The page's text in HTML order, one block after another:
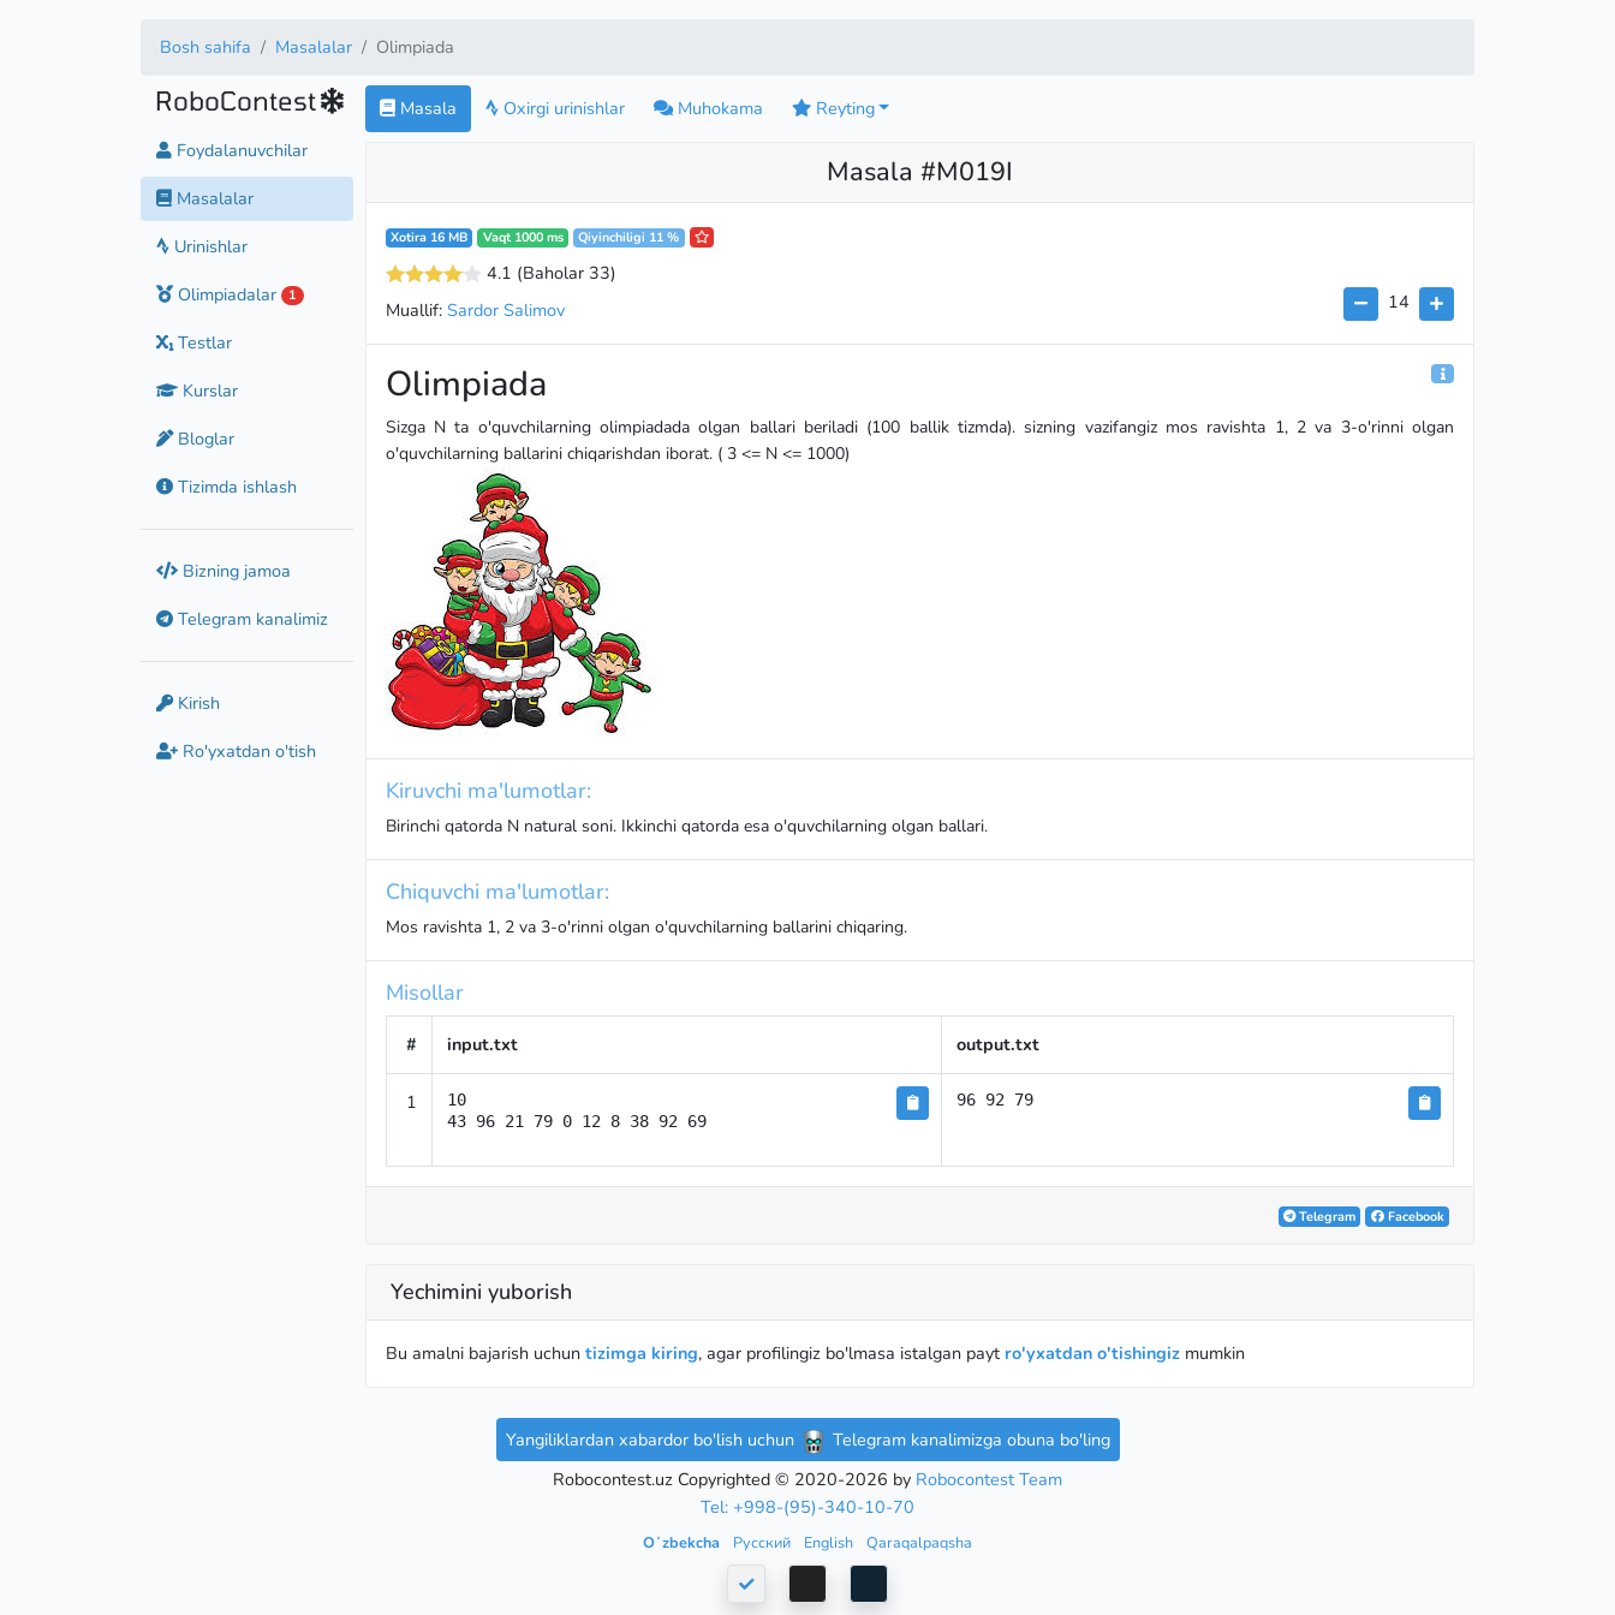
Bosh sahifa Masalalar Olimpiada
RoboContest
Foydalanuvchilar
Masalalar
Urinishlar
Olimpiadalar
1
Testlar
Kurslar
Bloglar
Tizimda ishlash
Bizning jamoa
Telegram kanalimiz
Kirish
Ro'yxatdan o'tish
Masala Oxirgi urinishlar Muhokama Reyting
Masala #M019I
Xotira 16 MB Vaqt 1000 ms Qiyinchiligi 11 %
4.1 (Baholar 33)
14
Muallif: Sardor Salimov
Olimpiada
Sizga N ta o'quvchilarning olimpiadada olgan ballari beriladi (100 ballik tizmda). sizning vazifangiz mos ravishta 1, 2 va 3-o'rinni olgan
o'quvchilarning ballarini chiqarishdan iborat. ( 3 <= N <= 1000)
Kiruvchi ma'lumotlar:
Birinchi qatorda N natural soni. Ikkinchi qatorda esa o'quvchilarning olgan ballari.
Chiquvchi ma'lumotlar:
Mos ravishta 1, 2 va 3-o'rinni olgan o'quvchilarning ballarini chiqaring.
Misollar
# input.txt output.txt
1
10
43 96 21 79 0 12 8 38 92 69
96 92 79
Telegram Facebook
Yechimini yuborish
Bu amalni bajarish uchun tizimga kiring, agar profilingiz bo'lmasa istalgan payt ro'yxatdan o'tishingizmumkin
Yangiliklardan xabardor bo'lish uchun
Telegram kanalimizga obuna bo'ling
Robocontest.uz Copyrighted © 2020-2026 by Robocontest Team
Tel: +998-(95)-340-10-70
Oʻzbekcha Русский English Qaraqalpaqsha